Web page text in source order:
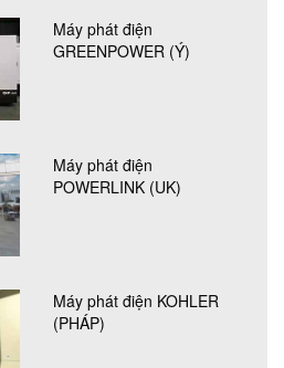
Máy phát điện
GREENPOWER (Ý)
Máy phát điện
POWERLINK (UK)
Máy phát điện KOHLER
(PHÁP)